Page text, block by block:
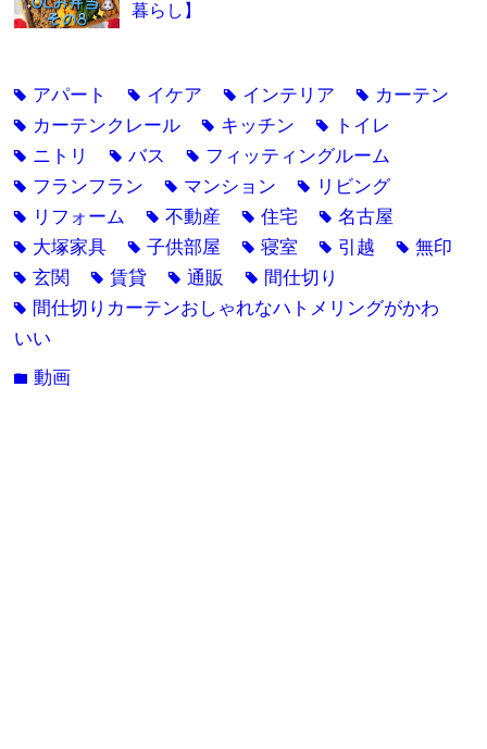
暮らし】
tag アパート tag イケア tag インテリア tag カーテン
tag カーテンクレール tag キッチン tag トイレ
tag ニトリ tagバス tag フィッティングルーム
tag フランフラン tag マンション tag リビング
tag リフォーム tag不動産 tag住宅 tag名古屋
tag 大塚家具 tag子供部屋 tag寝室 tag 引越 tag無印
tag玄関 tag賃貸 tag通販 tag 間仕切り
tag 間仕切りカーテンおしゃれなハトメリングがかわ
いい
folder動画